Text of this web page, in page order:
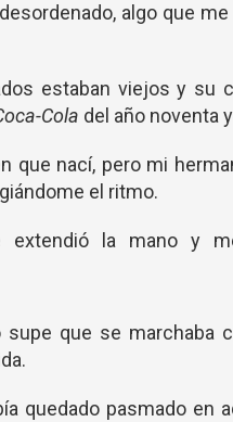
algo que
estaban viejos y su
Cola del año noventa
que nací, pero mi
el ritmo.
extendió la mano y
que se marchaba
quedado pasmado en